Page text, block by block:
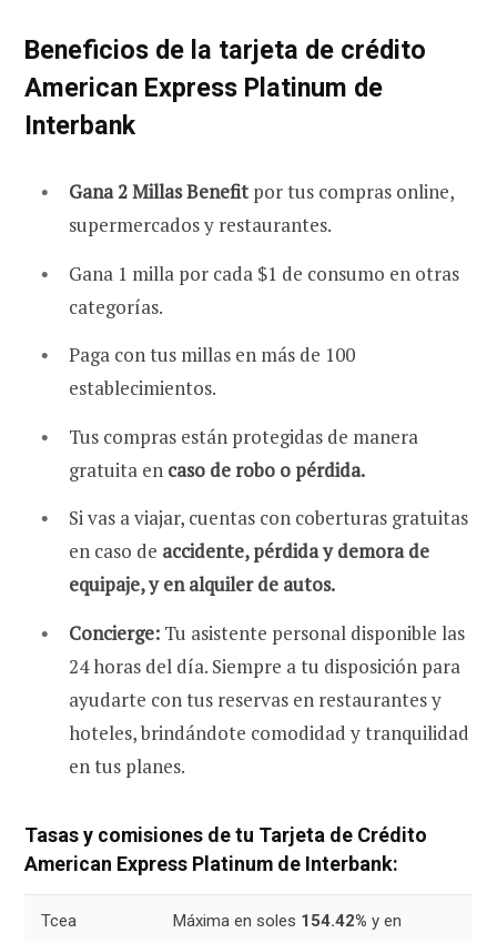
Beneficios de la tarjeta de crédito
American Express Platinum de
Interbank
Gana 2 Millas Benefitpor tus compras online,
supermercados y restaurantes.
Gana 1 milla por cada $1 de consumo en otras
categorías.
Paga con tus millas en más de 100
establecimientos.
Tus compras están protegidas de manera
gratuita en caso de robo o pérdida.
Si vas a viajar, cuentas con coberturas gratuitas
en caso de accidente, pérdida y demora de
equipaje, y en alquiler de autos.
Concierge: Tu asistente personal disponible las
24 horas del día. Siempre a tu disposición para
ayudarte con tus reservas en restaurantes y
hoteles, brindándote comodidad y tranquilidad
en tus planes.
Tasas y comisiones de tu Tarjeta de Crédito
American Express Platinum de Interbank:
Tcea Máxima en soles 154.42% y en